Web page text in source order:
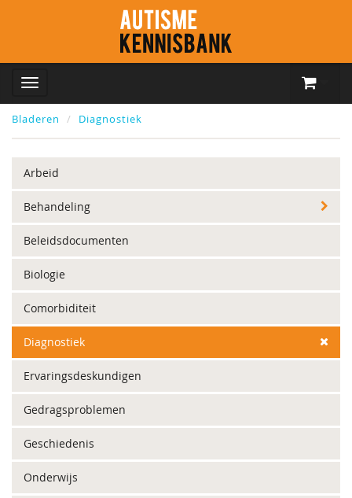
Bladeren Diagnostiek
Arbeid
Behandeling
Beleidsdocumenten
Biologie
Comorbiditeit
Diagnostiek
Ervaringsdeskundigen
Gedragsproblemen
Geschiedenis
Onderwijs